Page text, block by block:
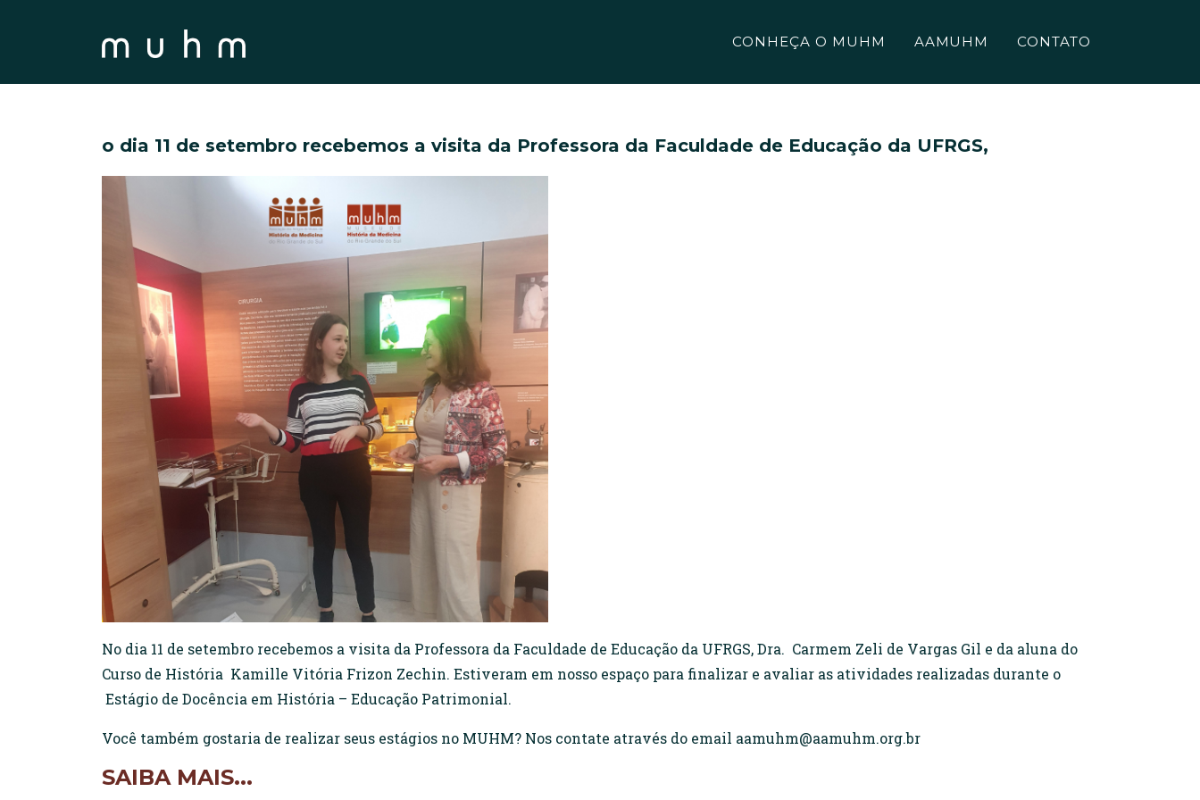
CONHEÇA O MUHM AAMUHM CONTATO
o dia 11 de setembro recebemos a visita da Professora da Faculdade de Educação da UFRGS,
No dia 11 de setembro recebemos a visita da Professora da Faculdade de Educação da UFRGS, Dra. Carmem Zeli de Vargas Gil e da aluna do
Curso de História Kamille Vitória Frizon Zechin. Estiveram em nosso espaço para finalizar e avaliar as atividades realizadas durante o
Estágio de Docência em História – Educação Patrimonial.
Você também gostaria de realizar seus estágios no MUHM? Nos contate através do email aamuhm@aamuhm.org.br
SAIBA MAIS...